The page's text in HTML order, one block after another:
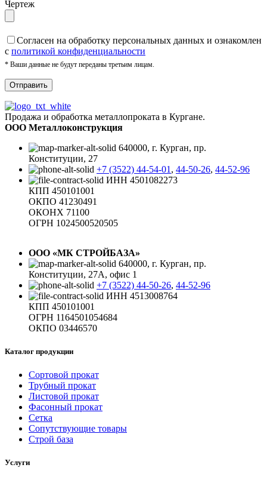
Чертеж
Cогласен на обработку персональных данных и ознакомлен
с политикой конфиденциальности
* Ваши данные не будут переданы третьим лицам.
Продажа и обработка металлопроката в Кургане.
ООО Металлоконструкция
640000, г. Курган, пр.
Конституции, 27
+7 (3522) 44-54-01 , 44-50-26, 44-52-96
ИНН 4501082273
КПП 450101001
ОКПО 41230491
ОКОНХ 71100
ОГРН 1024500520505
ООО «МК СТРОЙБАЗА»
640000, г. Курган, пр.
Конституции, 27А, офис 1
+7 (3522) 44-50-26, 44-52-96
ИНН 4513008764
КПП 450101001
ОГРН 1164501054684
ОКПО 03446570
Каталог продукции
Сортовой прокат
Трубный прокат
Листовой прокат
Фасонный прокат
Сетка
Сопутствующие товары
Строй база
Услуги